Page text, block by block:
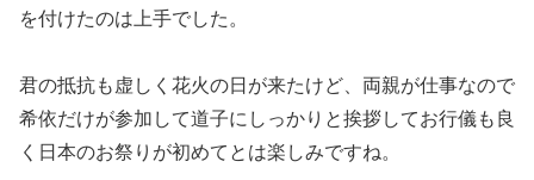
を付けたのは上手でした。
君の抵抗も虚しく花火の日が来たけど、両親が仕事なので
希依だけが参加して道子にしっかりと挨拶してお行儀も良
く日本のお祭りが初めてとは楽しみですね。